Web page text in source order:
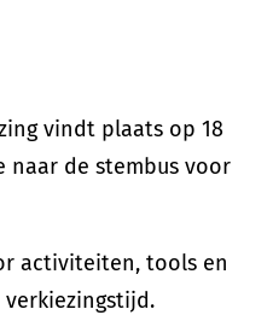
vindt plaats op 18
naar de stembus voor
activiteiten, tools en